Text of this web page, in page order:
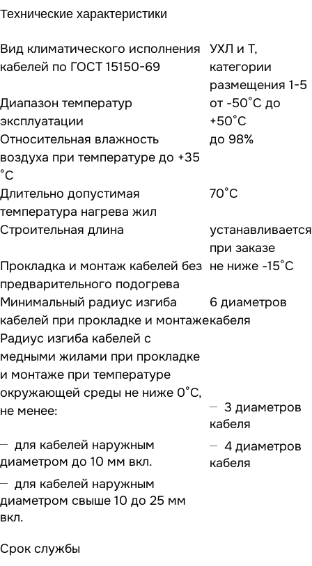
Технические характеристики
Вид климатического исполнения
кабелей по ГОСТ 15150-69
УХЛ и Т,
категории
размещения 1-5
Диапазон температур
эксплуатации
от -50°С до
+50°С
Относительная влажность
воздуха при температуре до +35
°С
до 98%
Длительно допустимая
температура нагрева жил
70°С
Строительная длина
устанавливается
при заказе
Прокладка и монтаж кабелей без
предварительного подогрева
не ниже -15°С
Минимальный радиус изгиба
кабелей при прокладке и монтаже
6 диаметров
кабеля
Радиус изгиба кабелей с
медными жилами при прокладке
и монтаже при температуре
окружающей среды не ниже 0°С,
не менее:
для кабелей наружным
диаметром до 10 мм вкл.
для кабелей наружным
диаметром свыше 10 до 25 мм
вкл.
3 диаметров
кабеля
4 диаметров
кабеля
Срок службы